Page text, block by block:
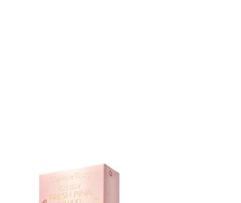
DUO LÈVRES GLOSSY FRESH PINK LIP DUO